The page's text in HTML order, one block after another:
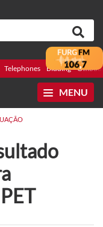
Telephones Bidding
MENU